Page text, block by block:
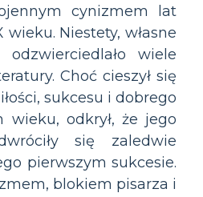
cynizmem lat
Niestety, własne
wiele
Choć cieszył się
sukcesu i dobrego
wieku, odkrył, że jego
się zaledwie
pierwszym sukcesie.
blokiem pisarza i